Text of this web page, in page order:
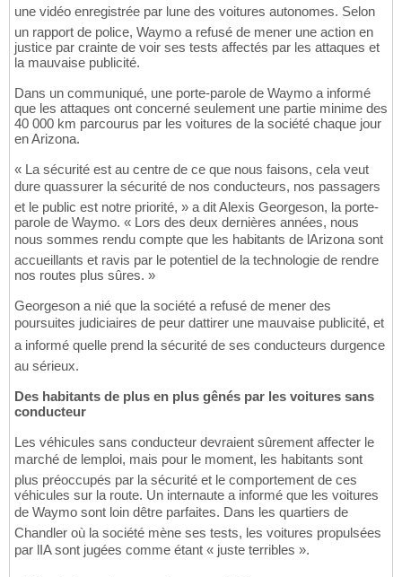
une vidéo enregistrée par lune des voitures autonomes. Selon
un rapport de police, Waymo a refusé de mener une action en
justice par crainte de voir ses tests affectés par les attaques et
la mauvaise publicité.
Dans un communiqué, une porte-parole de Waymo a informé
que les attaques ont concerné seulement une partie minime des
40 000 km parcourus par les voitures de la société chaque jour
en Arizona.
« La sécurité est au centre de ce que nous faisons, cela veut
dure quassurer la sécurité de nos conducteurs, nos passagers
et le public est notre priorité, » a dit Alexis Georgeson, la porte-
parole de Waymo. « Lors des deux dernières années, nous
nous sommes rendu compte que les habitants de lArizona sont
accueillants et ravis par le potentiel de la technologie de rendre
nos routes plus sûres. »
Georgeson a nié que la société a refusé de mener des
poursuites judiciaires de peur dattirer une mauvaise publicité, et
a informé quelle prend la sécurité de ses conducteurs durgence
au sérieux.
Des habitants de plus en plus gênés par les voitures sans
conducteur
Les véhicules sans conducteur devraient sûrement affecter le
marché de lemploi, mais pour le moment, les habitants sont
plus préoccupés par la sécurité et le comportement de ces
véhicules sur la route. Un internaute a informé que les voitures
de Waymo sont loin dêtre parfaites. Dans les quartiers de
Chandler où la société mène ses tests, les voitures propulsées
par lIA sont jugées comme étant « juste terribles ».